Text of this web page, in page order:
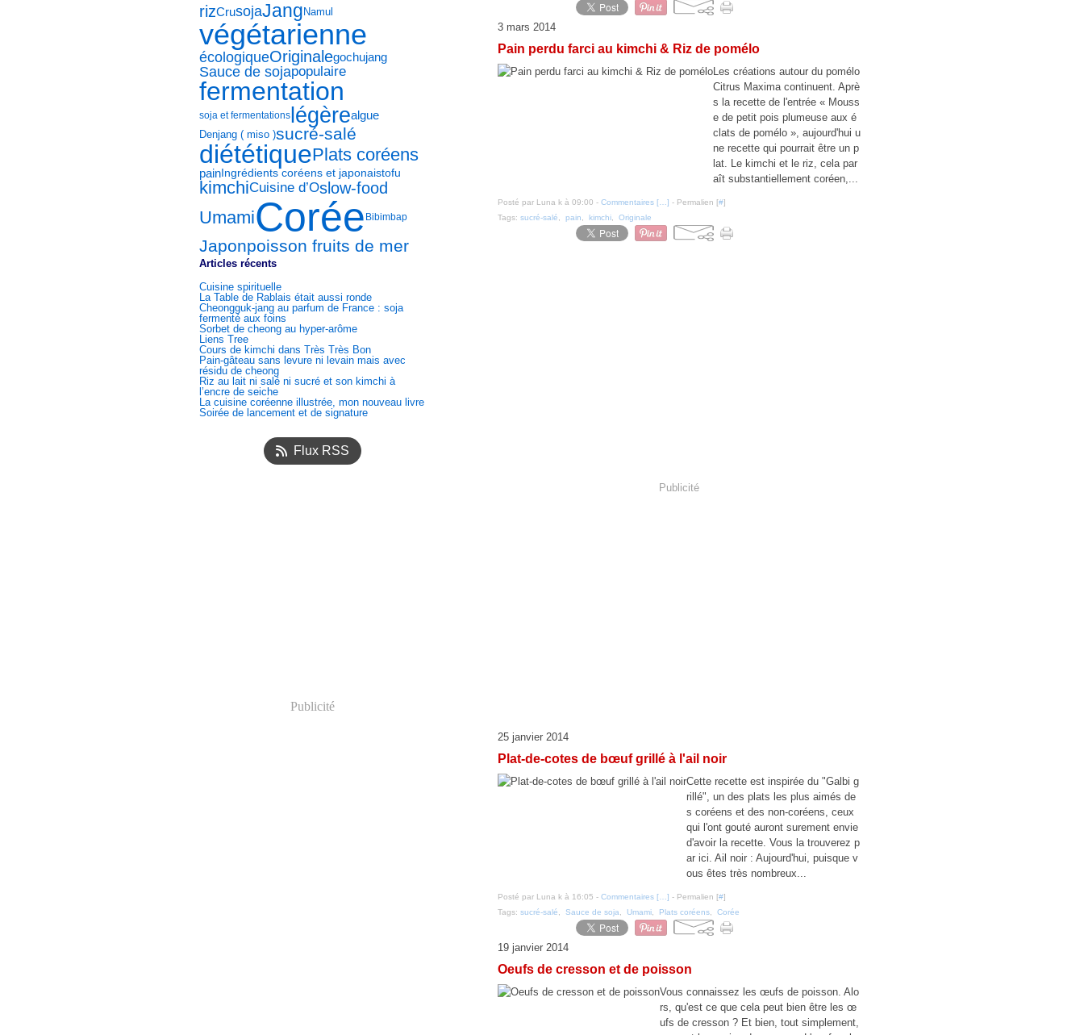
rizCrusojaJangNamul
végétarienne
écologiqueOriginalegochujang
Sauce de sojapopulaire
fermentation
soja et fermentationslégèrealgue
Denjang ( miso )sucré-salé
diététiquePlats coréens
painIngrédients coréens et japonaistofu
kimchiCuisine d’Oslow-food
UmamiCorée Bibimbap
Japonpoisson fruits de mer
Articles récents
Cuisine spirituelle
La Table de Rablais était aussi ronde
Cheongguk-jang au parfum de France : soja
fermenté aux foins
Sorbet de cheong au hyper-arôme
Liens Tree
Cours de kimchi dans Très Très Bon
Pain-gâteau sans levure ni levain mais avec
résidu de cheong
Riz au lait ni salé ni sucré et son kimchi à
l’encre de seiche
La cuisine coréenne illustrée, mon nouveau livre
Soirée de lancement et de signature
Flux RSS
Publicité
3 mars 2014
Pain perdu farci au kimchi & Riz de pomélo
Les créations autour du pomélo
Citrus Maxima continuent. Aprè
s la recette de l'entrée « Mouss
e de petit pois plumeuse aux é
clats de pomélo », aujourd'hui u
ne recette qui pourrait être un p
lat. Le kimchi et le riz, cela par
aît substantiellement coréen,...
Posté par Luna k à 09:00 - Commentaires [ ] - Permalien [#]
Tags: sucré-salé pain kimchi Originale
Publicité
25 janvier 2014
Plat-de-cotes de bœuf grillé à l'ail noir
Cette recette est inspirée du "Galbi g
rillé", un des plats les plus aimés de
s coréens et des non-coréens, ceux
qui l'ont gouté auront surement envie
d'avoir la recette. Vous la trouverez p
ar ici. Ail noir : Aujourd'hui, puisque v
ous êtes très nombreux...
Posté par Luna k à 16:05 - Commentaires [ ] - Permalien [#]
Tags: sucré-salé Sauce de soja Umami Plats coréens Corée
19 janvier 2014
Oeufs de cresson et de poisson
Vous connaissez les œufs de poisson. Alo
rs, qu'est ce que cela peut bien être les œ
ufs de cresson ? Et bien, tout simplement,